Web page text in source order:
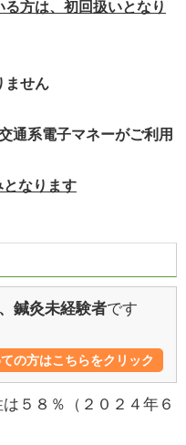
方は、 初回扱いとなり
ません
通系電子マネーがご利用
なります
鍼灸未経験者です
の方はこちらをクリック
５８％（２０２４年６